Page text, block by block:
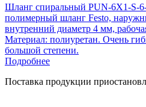
Шланг спиральный PUN-6X1-S-
полимерный шланг Festo,
внутренний диаметр 4 мм,
Материал: полиуретан. Очень
большой степени.
Подробнее
Поставка продукции